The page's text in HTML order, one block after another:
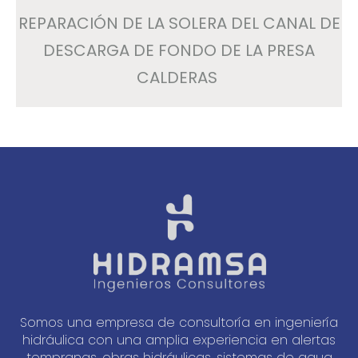
REPARACIÓN DE LA SOLERA DEL CANAL DE
DESCARGA DE FONDO DE LA PRESA
CALDERAS
Somos una empresa de consultoría en ingeniería
hidráulica con una amplia experiencia en alertas